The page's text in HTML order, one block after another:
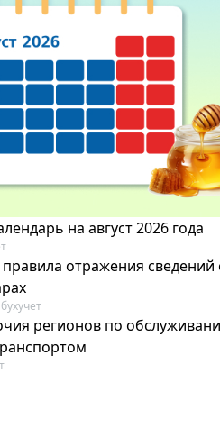
на август 2026 года
отражения сведений
регионов по